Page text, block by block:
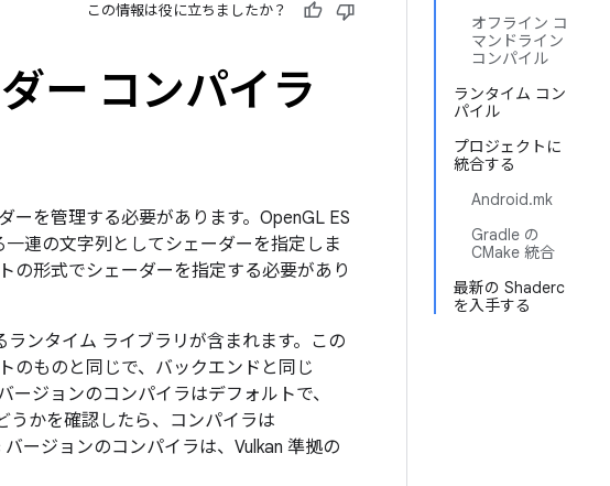
オフライン コ
マンドライン
コンパイル
ランタイム コン
パイル
プロジェクトに
統合する
Android.mk
Gradle の
CMake 統合
最新の Shaderc
を入手する
この情報は役に立ちましたか？
ー コンパイラ
ーを管理する必要があります。OpenGL ES
連の文字列としてシェーダーを指定しま
の形式でシェーダーを指定する必要があり
ランタイム ライブラリが含まれます。この
のものと同じで、バックエンドと同じ
ジョンのコンパイラはデフォルトで、
うかを確認したら、コンパイラは
ージョンのコンパイラは、Vulkan 準拠の